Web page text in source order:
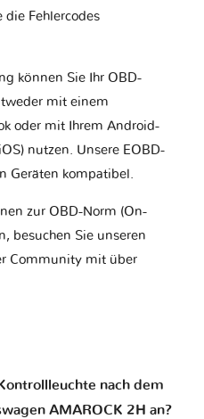
die Fehlercodes
können Sie Ihr OBD-
mit einem
oder mit Ihrem Android-
nutzen. Unsere EOBD-
Geräten kompatibel.
zur OBD-Norm (On-
besuchen Sie unseren
Community mit über
nach dem
AMAROCK 2H an?